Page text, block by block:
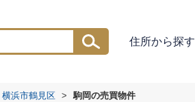
住所から探す
横浜市鶴見区 > 駒岡の売買物件